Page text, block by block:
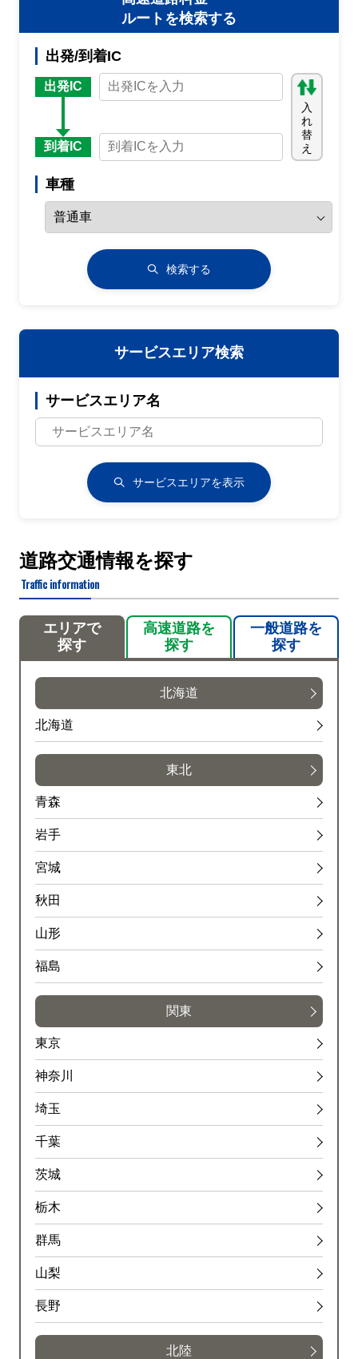
ルートを検索する
出発/到着IC
出発IC
到着IC
入
れ
替
え
車種
検索する
サービスエリア検索
サービスエリア名
サービスエリアを表示
道路交通情報を探す
Traffic information
エリアで
探す
高速道路を
探す
一般道路を
探す
北海道
北海道
東北
青森
岩手
宮城
秋田
山形
福島
関東
東京
神奈川
埼玉
千葉
茨城
栃木
群馬
山梨
長野
北陸